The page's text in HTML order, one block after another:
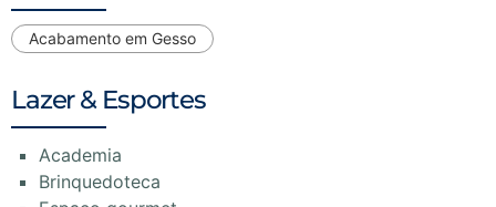
Acabamento em Gesso
Lazer & Esportes
Academia
Brinquedoteca